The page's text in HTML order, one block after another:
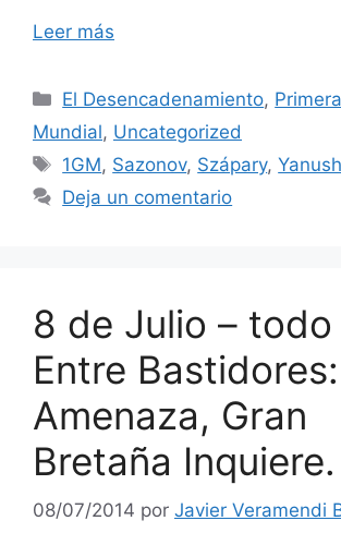
Leer más
Categorías
El Desencadenamiento,
Mundial, Uncategorized
Etiquetas
1GM, Sazonov, Szápary,
Deja un comentario
8 de Julio – todo
Entre
Amenaza, Gran
Bretaña Inquiere.
08/07/2014 por Javier Veramendi